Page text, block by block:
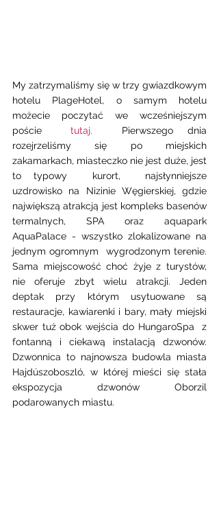
My zatrzymaliśmy się w trzy gwiazdkowym
hotelu PlageHotel, o samym hotelu
możecie poczytać we wcześniejszym
poście tutaj.
  Pierwszego dnia
rozejrzeliśmy się po miejskich
zakamarkach, miasteczko nie jest duże, jest
to typowy  kurort,  najsłynniejsze
uzdrowisko na Nizinie Węgierskiej, gdzie
największą atrakcją jest kompleks basenów
termalnych, SPA oraz aquapark
AquaPalace - wszystko zlokalizowane na
jednym ogromnym  wygrodzonym terenie.
Sama miejscowość choć żyje z turystów,
nie oferuje zbyt wielu atrakcji. Jeden
deptak przy którym usytuowane są
restauracje, kawiarenki i bary, mały miejski
skwer tuż obok wejścia do HungaroSpa  z
fontanną i ciekawą instalacją dzwonów.
Dzwonnica to najnowsza budowla miasta
Hajdúszoboszló, w której mieści się stała
ekspozycja dzwonów Oborzil
podarowanych miastu.